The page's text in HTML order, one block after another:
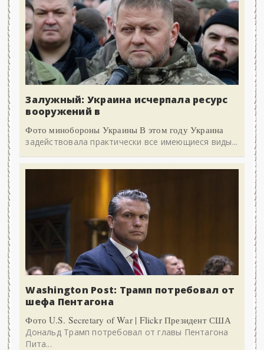
Залужный: Украина исчерпала ресурс
вооружений в
Фото минобороны Украины В этом году Украина
задействовала практически все имеющиеся виды...
Washington Post: Трамп потребовал от
шефа Пентагона
Фото U.S. Secretary of War | Flickr Президент США
Дональд Трамп потребовал от главы Пентагона
Пита...